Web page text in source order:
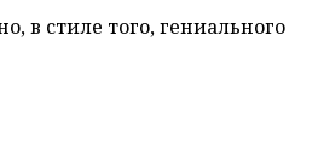
в стиле того, гениального